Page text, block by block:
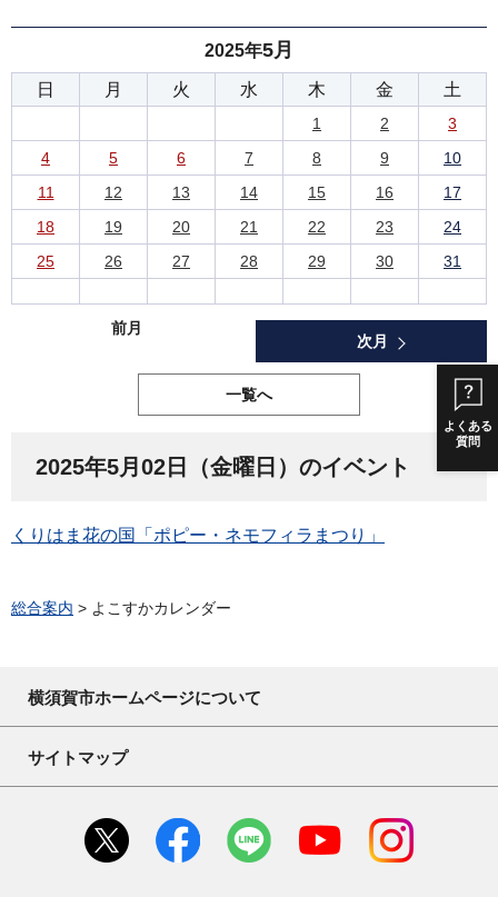
よくある
質問
2025年5月
日 月 火 水 木 金 土
1 2
3
4
5 6 7 8 9
10
11
12 13 14 15 16
17
18
19 20 21 22 23
24
25
26 27 28 29 30 31
前月
次月
一覧へ
2025年5月02日（金曜日）のイベント
くりはま花の国「ポピー・ネモフィラまつり」
総合案内 > よこすかカレンダー
横須賀市ホームページについて
サイトマップ